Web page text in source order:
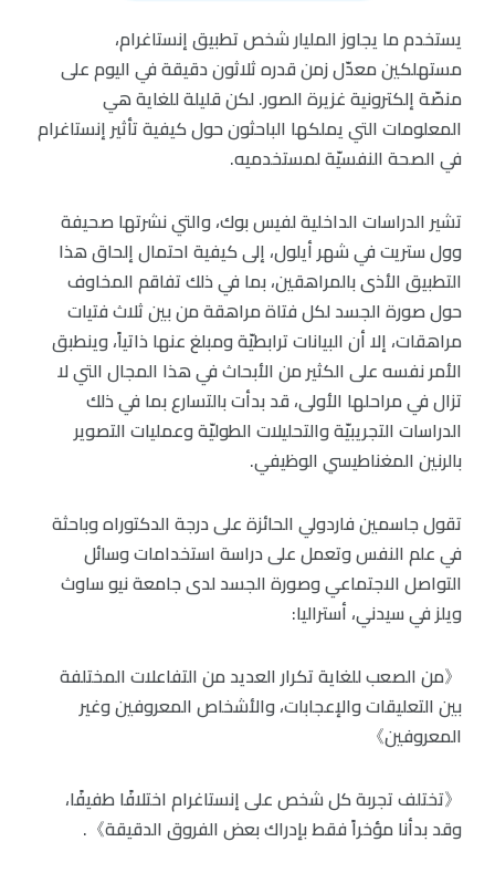
يستخدم ما يجاوز المليار شخص تطبيق إنستاغرام،
مستهلكين معدّل زمن قدره ثلاثون دقيقة في اليوم على
منصّة إلكترونية غزيرة الصور. لكن قليلة للغاية هي
المعلومات التي يملكها الباحثون حول كيفية تأثير إنستاغرام
في الصحة النفسيّة لمستخدميه.
تشير الدراسات الداخلية لفيس بوك، والتي نشرتها صحيفة
وول ستريت في شهر أيلول، إلى كيفية احتمال إلحاق هذا
التطبيق الأذى بالمراهقين، بما في ذلك تفاقم المخاوف
حول صورة الجسد لكل فتاة مراهقة من بين ثلاث فتيات
مراهقات، إلا أن البيانات ترابطيّة ومبلغ عنها ذاتياً، وينطبق
الأمر نفسه على الكثير من الأبحاث في هذا المجال التي لا
تزال في مراحلها الأولى، قد بدأت بالتسارع بما في ذلك
الدراسات التجريبيّة والتحليلات الطوليّة وعمليات التصوير
بالرنين المغناطيسي الوظيفي.
تقول جاسمين فاردولي الحائزة على درجة الدكتوراه وباحثة
في علم النفس وتعمل على دراسة استخدامات وسائل
التواصل الاجتماعي وصورة الجسد لدى جامعة نيو ساوث
ويلز في سيدني، أستراليا:
《من الصعب للغاية تكرار العديد من التفاعلات المختلفة
بين التعليقات والإعجابات، والأشخاص المعروفين وغير
المعروفين》
《تختلف تجربة كل شخص على إنستاغرام اختلافًا طفيفًا،
وقد بدأنا مؤخراً فقط بإدراك بعض الفروق الدقيقة》.